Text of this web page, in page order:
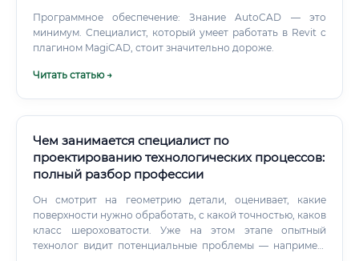
Программное обеспечение: Знание AutoCAD — это
минимум. Специалист, который умеет работать в Revit с
плагином MagiCAD, стоит значительно дороже.
Читать статью →
Чем занимается специалист по
проектированию технологических процессов:
полный разбор профессии
Он смотрит на геометрию детали, оценивает, какие
поверхности нужно обработать, с какой точностью, каков
класс шероховатости. Уже на этом этапе опытный
технолог видит потенциальные проблемы — например,